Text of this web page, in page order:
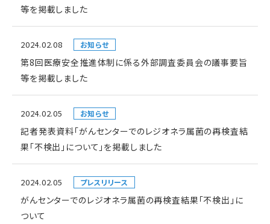
等を掲載しました
2024.02.08 お知らせ
第8回医療安全推進体制に係る外部調査委員会の議事要旨
等を掲載しました
2024.02.05 お知らせ
記者発表資料「がんセンターでのレジオネラ属菌の再検査結
果「不検出」について」を掲載しました
2024.02.05 プレスリリース
がんセンターでのレジオネラ属菌の再検査結果「不検出」に
ついて